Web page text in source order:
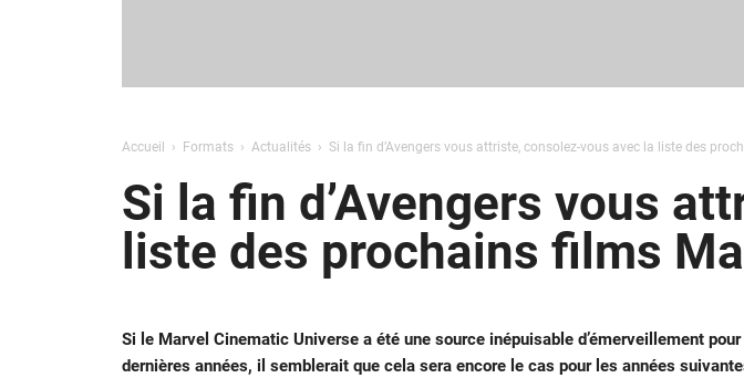
Accueil Formats Actualités Si la fin d’Avengers vous attriste, consolez-vous avec la liste des
Si la fin d’Avengers vous
liste des prochains films
Si le Marvel Cinematic Universe a été une source inépuisable d’émerveillement
dernières années, il semblerait que cela sera encore le cas pour les années